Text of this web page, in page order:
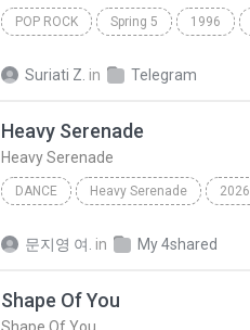
POP ROCK Spring 5 1996
Suriati Z. in Telegram
Heavy Serenade
Heavy Serenade
DANCE Heavy Serenade 2026
문지영 여. in My 4shared
Shape Of You